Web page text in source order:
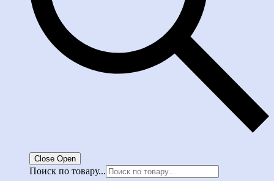
Close Open
Поиск по товару...